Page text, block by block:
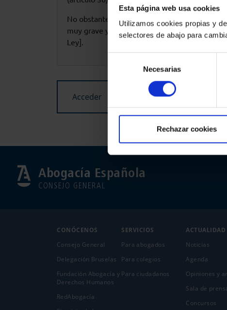
Esta página web usa cookies
Utilizamos cookies propias y
selectores de abajo para
consentimiento
Necesarias
Rechazar cookies
No obstante, ten también en consideración
muy grave y que la Ley prevé multa desde
Ley].
Acceder
Abogacía Española
CONSEJO GENERAL
CONÓCENOS
Consejo General
Delegación Bruselas
Fundación Abogacía y
Derechos Humanos
RedAbogacía
SERVICIOS
Para abogados
Para colegios
Para ciudadanos
ACTUALIDAD
Noticias
Agenda
Opiniones y
Sala de
Concursos